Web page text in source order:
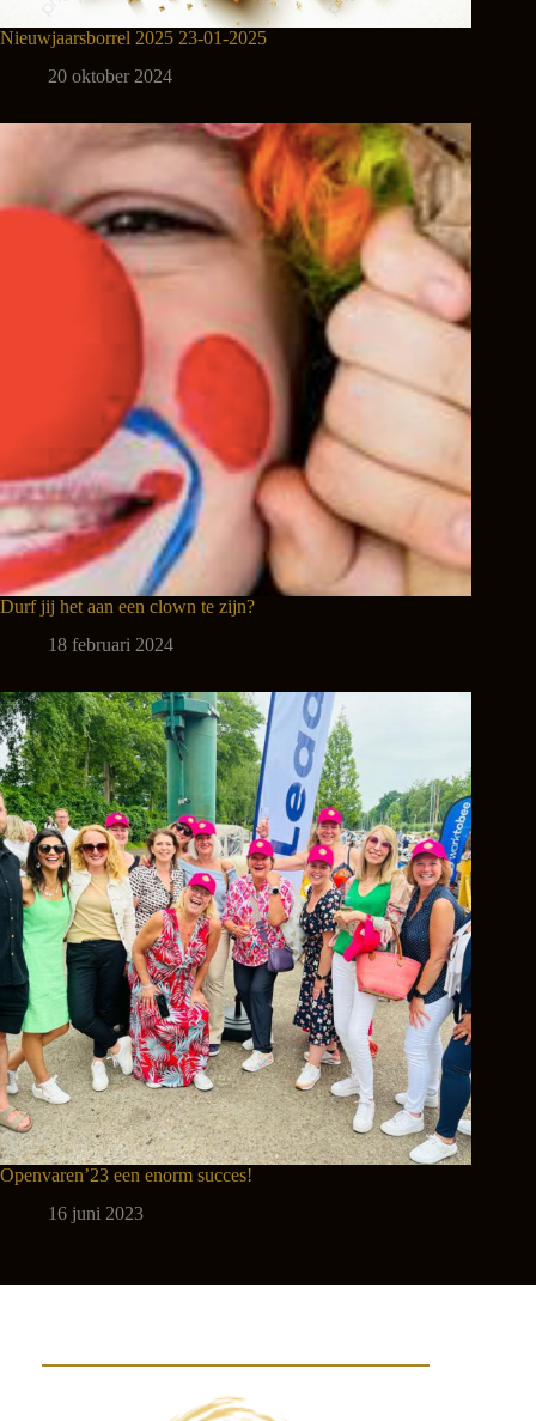
Nieuwjaarsborrel 2025 23-01-2025
20 oktober 2024
Durf jij het aan een clown te zijn?
18 februari 2024
Openvaren’23 een enorm succes!
16 juni 2023